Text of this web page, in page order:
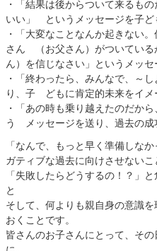
・「結果は後からついて来るも
いい」 というメッセージを子ど
・「大変なことなんか起きない
さん （お父さん）がついている
ん）を信じなさい」というメッセ
・「終わったら、みんなで、～
り、子 どもに肯定的未来をイメ
・「あの時も乗り越えたのだか
う メッセージを送り、過去の成
「なんで、もっと早く準備しな
ガティブな過去に向けさせないこ
「失敗したらどうするの！？」
と
そして、何よりも親自身の意識
おくことです。
皆さんのお子さんにとって、そ